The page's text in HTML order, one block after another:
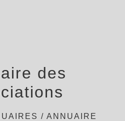
des
/ ANNUAIRE